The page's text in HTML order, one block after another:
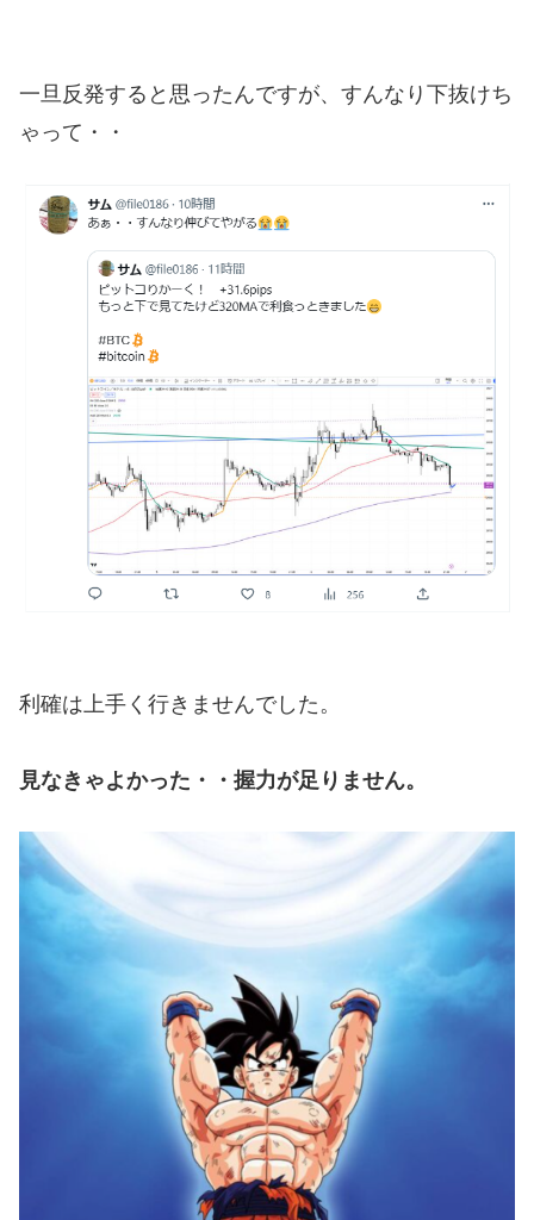
一旦反発すると思ったんですが、すんなり下抜けち
ゃって・・
利確は上手く行きませんでした。
見なきゃよかった・・握力が足りません。